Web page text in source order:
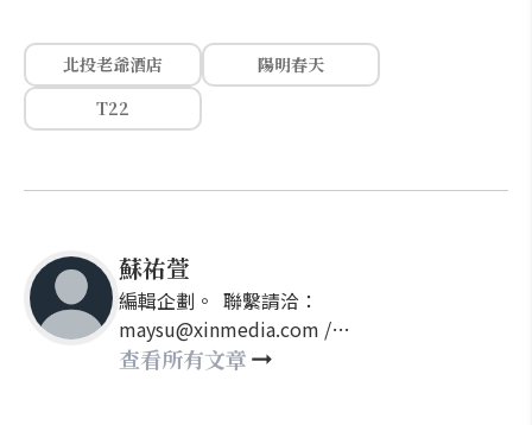
北投老爺酒店
陽明春天
T22
蘇祐萱
編輯企劃。 聯繫請洽：
maysu@xinmedia.com /
may860527@gmail.com
查看所有文章